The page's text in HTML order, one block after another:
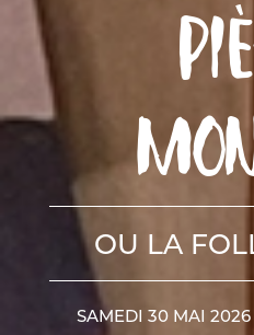
OU LA
SAMEDI 30 MAI 2026